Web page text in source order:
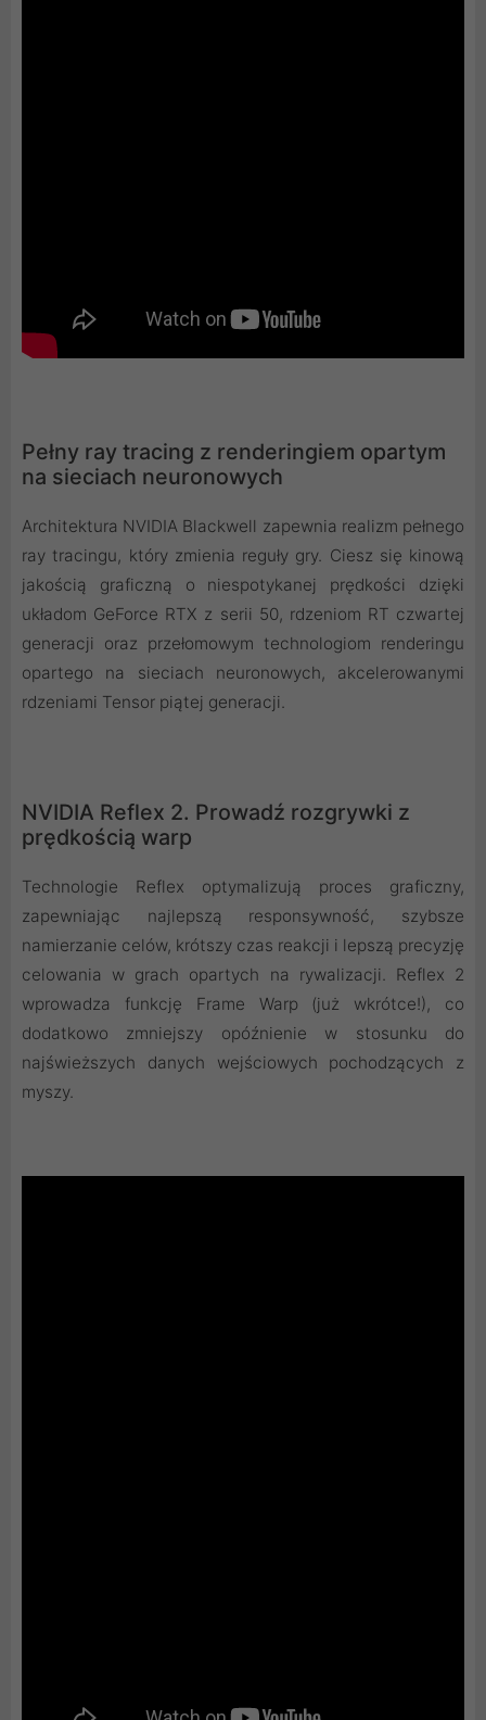
Pełny ray tracing z renderingiem opartym
na sieciach neuronowych
Architektura NVIDIA Blackwell zapewnia realizm pełnego
ray tracingu, który zmienia reguły gry. Ciesz się kinową
jakością graficzną o niespotykanej prędkości dzięki
układom GeForce RTX z serii 50, rdzeniom RT czwartej
generacji oraz przełomowym technologiom renderingu
opartego na sieciach neuronowych, akcelerowanymi
rdzeniami Tensor piątej generacji.
NVIDIA Reflex 2. Prowadź rozgrywki z
prędkością warp
Technologie Reflex optymalizują proces graficzny,
zapewniając najlepszą responsywność, szybsze
namierzanie celów, krótszy czas reakcji i lepszą precyzję
celowania w grach opartych na rywalizacji. Reflex 2
wprowadza funkcję Frame Warp (już wkrótce!), co
dodatkowo zmniejszy opóźnienie w stosunku do
najświeższych danych wejściowych pochodzących z
myszy.